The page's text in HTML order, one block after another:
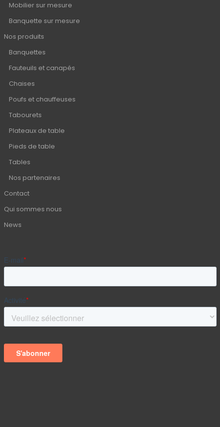
Mobilier sur mesure
Banquette sur mesure
Nos produits
Banquettes
Fauteuils et canapés
Chaises
Poufs et chauffeuses
Tabourets
Plateaux de table
Pieds de table
Tables
Nos partenaires
Contact
Qui sommes nous
News